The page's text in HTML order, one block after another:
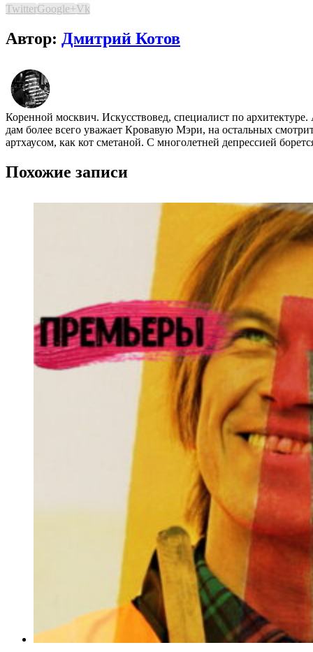
TwitterGoogle+Vk
Автор: Дмитрий Котов
Коренной москвич. Искусствовед, специалист по
дам более всего уважает Кровавую Мэри, на остальных
артхаусом, как кот сметаной. С многолетней депрессией
Похожие записи